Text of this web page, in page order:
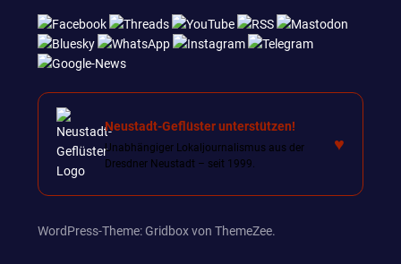
Neustadt-Geflüster unterstützen!
Unabhängiger Lokaljournalismus aus der
Dresdner Neustadt – seit 1999.
♥
WordPress-Theme: Gridbox von ThemeZee.